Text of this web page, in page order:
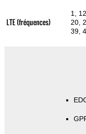
LTE (fréquences)
1,
20,
39,